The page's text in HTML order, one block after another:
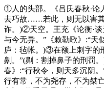
①人的头部。《吕氏春秋·论
去巧故……若此，则无以害
诈。)②天空。王充《论衡·
与今无异。”《敕勒歌》:“天
庐：毡帐。)③在额上刺字的
劓。”(劓：割掉鼻子的刑罚
春》:“行秋令，则天多沉阴
行有常，不为尧存，不为桀